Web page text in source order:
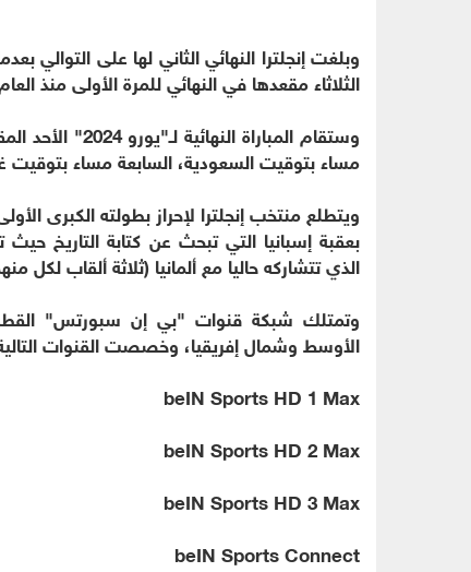
الثلاثاء مقعدها في النهائي للمرة الأولى منذ العام 2012 عندما توجت بلقبها الثالث، بفوزها على فرنسا
وستقام
مساء بتوقيت السعودية، السابعة مساء بتوقيت
بعقبة إسبانيا التي تبحث عن كتابة التاريخ حيث
الذي تتشاركه حاليا مع ألمانيا (ثلاثة ألقاب لكل
الأوسط وشمال إفريقيا، وخصصت القنوات التالية
beIN Sports HD 1 Max
beIN Sports HD 2 Max
beIN Sports HD 3 Max
beIN Sports Connect